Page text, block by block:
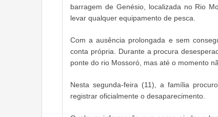
barragem de Genésio, localizada no Rio
levar qualquer equipamento de pesca.
Com a ausência prolongada e sem
conta própria. Durante a procura
ponte do rio Mossoró, mas até o momento
Nesta segunda-feira (11), a família
registrar oficialmente o desaparecimento.